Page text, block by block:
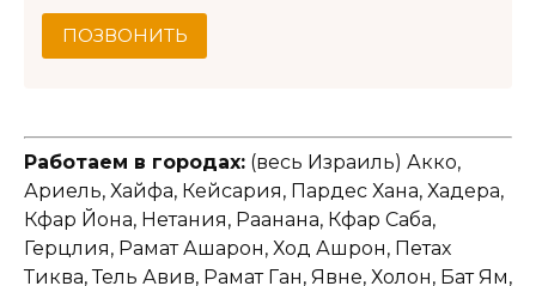
ПОЗВОНИТЬ
Работаем в городах: (весь Израиль) Акко,
Ариель, Хайфа, Кейсария, Пардес Хана, Хадера,
Кфар Йона, Нетания, Раанана, Кфар Саба,
Герцлия, Рамат Ашарон, Ход Ашрон, Петах
Тиква, Тель Авив, Рамат Ган, Явне, Холон, Бат Ям,